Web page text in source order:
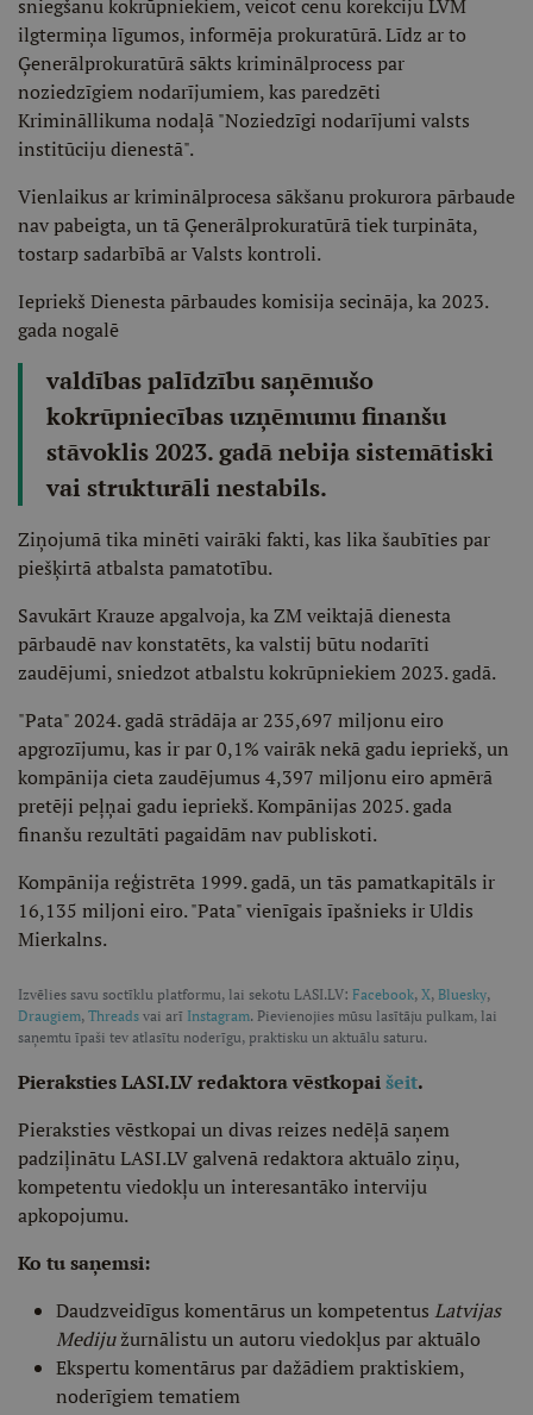
sniegšanu kokrūpniekiem, veicot cenu korekciju LVM
ilgtermiņa līgumos, informēja prokuratūrā. Līdz ar to
Ģenerālprokuratūrā sākts kriminālprocess par
noziedzīgiem nodarījumiem, kas paredzēti
Krimināllikuma nodaļā "Noziedzīgi nodarījumi valsts
institūciju dienestā".
Vienlaikus ar kriminālprocesa sākšanu prokurora pārbaude
nav pabeigta, un tā Ģenerālprokuratūrā tiek turpināta,
tostarp sadarbībā ar Valsts kontroli.
Iepriekš Dienesta pārbaudes komisija secināja, ka 2023.
gada nogalē
valdības palīdzību saņēmušo
kokrūpniecības uzņēmumu finanšu
stāvoklis 2023. gadā nebija sistemātiski
vai strukturāli nestabils.
Ziņojumā tika minēti vairāki fakti, kas lika šaubīties par
piešķirtā atbalsta pamatotību.
Savukārt Krauze apgalvoja, ka ZM veiktajā dienesta
pārbaudē nav konstatēts, ka valstij būtu nodarīti
zaudējumi, sniedzot atbalstu kokrūpniekiem 2023. gadā.
"Pata" 2024. gadā strādāja ar 235,697 miljonu eiro
apgrozījumu, kas ir par 0,1% vairāk nekā gadu iepriekš, un
kompānija cieta zaudējumus 4,397 miljonu eiro apmērā
pretēji peļņai gadu iepriekš. Kompānijas 2025. gada
finanšu rezultāti pagaidām nav publiskoti.
Kompānija reģistrēta 1999. gadā, un tās pamatkapitāls ir
16,135 miljoni eiro. "Pata" vienīgais īpašnieks ir Uldis
Mierkalns.
Izvēlies savu soctīklu platformu, lai sekotu LASI.LV: Facebook, X, Bluesky,
Draugiem, Threads vai arī Instagram. Pievienojies mūsu lasītāju pulkam, lai
saņemtu īpaši tev atlasītu noderīgu, praktisku un aktuālu saturu.
Pieraksties LASI.LV redaktora vēstkopaišeit.
Pieraksties vēstkopai un divas reizes nedēļā saņem
padziļinātu LASI.LV galvenā redaktora aktuālo ziņu,
kompetentu viedokļu un interesantāko interviju
apkopojumu.
Ko tu saņemsi:
Daudzveidīgus komentārus un kompetentus Latvijas
Medijužurnālistu un autoru viedokļus par aktuālo
Ekspertu komentārus par dažādiem praktiskiem,
noderīgiem tematiem